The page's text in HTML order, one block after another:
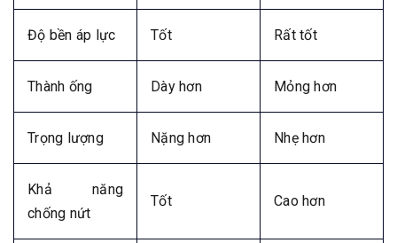
Độ bền áp lực Tốt Rất tốt
Thành ống Dày hơn Mỏng hơn
Trọng lượng Nặng hơn Nhẹ hơn
Khả năng
chống nứt
Tốt Cao hơn